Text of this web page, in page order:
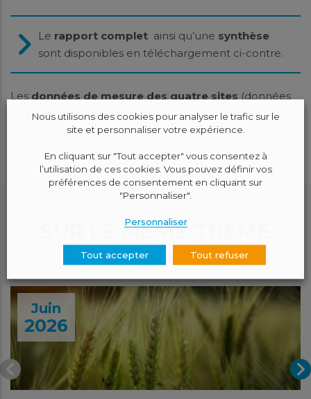
Le rapport complet ainsi qu’une synthèse
sont disponibles en téléchargement ci-contre.
Lesdonnées de mesure des quatre sites(données
horaires) sont également accessibles en suivant ce
de téléchargement.
SUR LE MÊME THÈME
Juin
2026
Nous utilisons des cookies pour analyser le trafic sur le
site et personnaliser votre expérience.
En cliquant sur "Tout accepter" vous consentez à
l’utilisation de ces cookies. Vous pouvez définir vos
préférences de consentement en cliquant sur
"Personnaliser".
Personnaliser
Tout accepter Tout refuser